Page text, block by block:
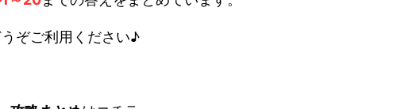
Studio LLC無料 posted with アプリーチ